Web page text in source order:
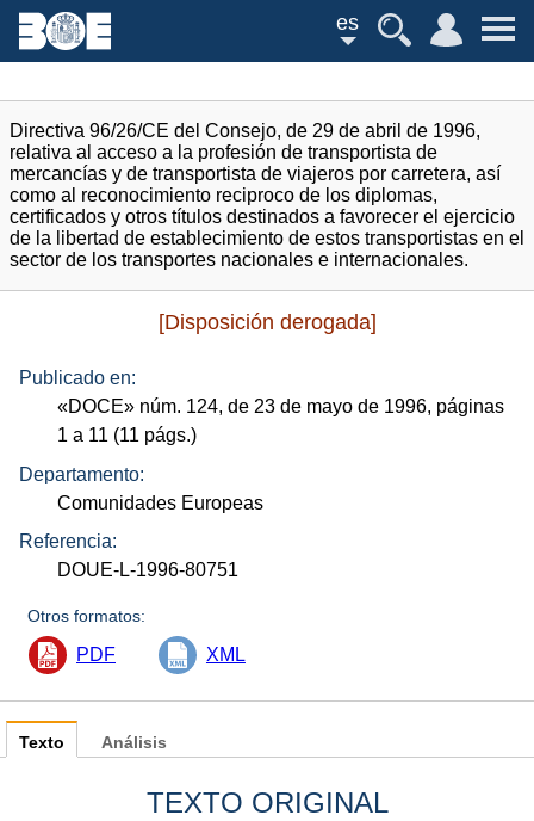
es
Directiva 96/26/CE del Consejo, de 29 de abril de 1996,
relativa al acceso a la profesión de transportista de
mercancías y de transportista de viajeros por carretera, así
como al reconocimiento reciproco de los diplomas,
certificados y otros títulos destinados a favorecer el ejercicio
de la libertad de establecimiento de estos transportistas en el
sector de los transportes nacionales e internacionales.
[Disposición derogada]
Publicado en:
«DOCE» núm. 124, de 23 de mayo de 1996, páginas
1 a 11 (11 págs.)
Departamento:
Comunidades Europeas
Referencia:
DOUE-L-1996-80751
Otros formatos:
PDF XML
Texto
TEXTO ORIGINAL
Análisis